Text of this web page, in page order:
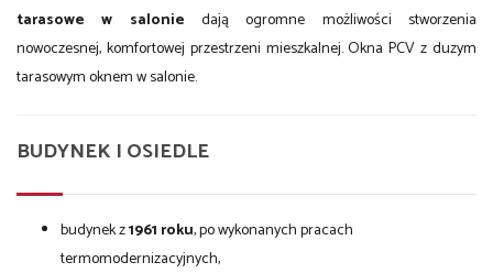
tarasowe w salonie dają ogromne możliwości stworzenia
nowoczesnej, komfortowej przestrzeni mieszkalnej. Okna PCV z duzym
tarasowym oknem w salonie.
BUDYNEK I OSIEDLE
budynek z1961 roku, po wykonanych pracach
termomodernizacyjnych,